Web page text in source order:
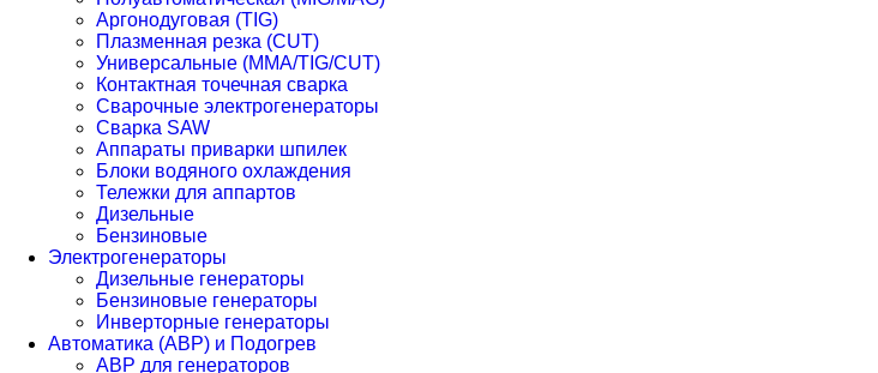
Аргонодуговая (TIG)
Плазменная резка (CUT)
Универсальные (MMA/TIG/CUT)
Контактная точечная сварка
Сварочные электрогенераторы
Сварка SAW
Аппараты приварки шпилек
Блоки водяного охлаждения
Тележки для аппартов
Дизельные
Бензиновые
Электрогенераторы
Дизельные генераторы
Бензиновые генераторы
Инверторные генераторы
Автоматика (АВР) и Подогрев
АВР для генераторов